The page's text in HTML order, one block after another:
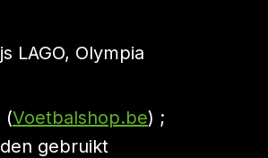
LAGO, Olympia
(Voetbalshop.be) ;
gebruikt